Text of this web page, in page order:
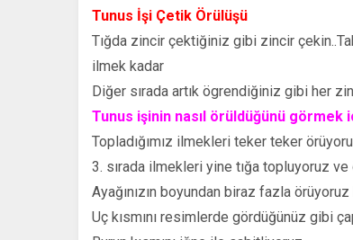
Tunus İşi Çetik Örülüşü
Tığda zincir çektiğiniz gibi zincir
ilmek kadar
Diğer sırada artık ögrendiğiniz gibi her
Tunus işinin nasıl örüldüğünü görmek
Topladığımız ilmekleri teker teker
3. sırada ilmekleri yine tığa topluyoruz ve
Ayağınızın boyundan biraz fazla
Uç kısmını resimlerde gördüğünüz gibi